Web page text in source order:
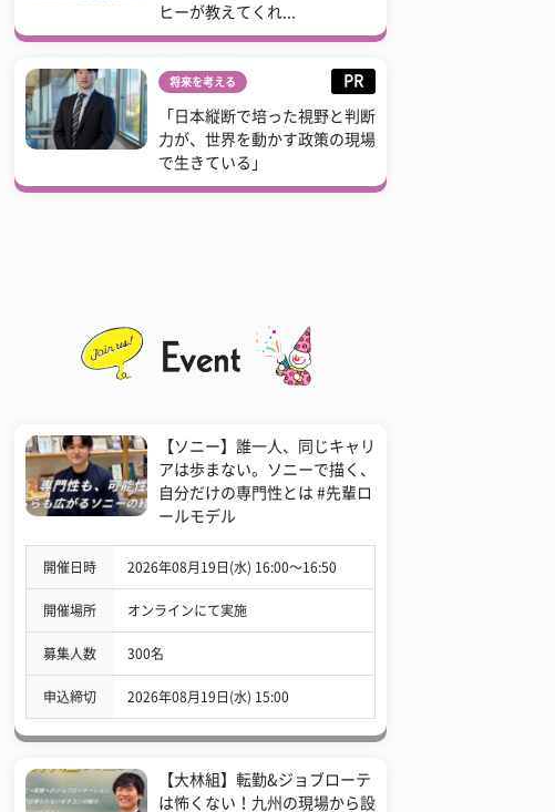
ヒーが教えてくれ...
将来を考える PR
「日本縦断で培った視野と判断
力が、世界を動かす政策の現場
で生きている」
【ソニー】誰一人、同じキャリ
アは歩まない。ソニーで描く、
自分だけの専門性とは #先輩ロ
ールモデル
開催日時 2026年08月19日(水) 16:00〜16:50
開催場所 オンラインにて実施
募集人数 300名
申込締切 2026年08月19日(水) 15:00
【大林組】転勤&ジョブローテ
は怖くない！九州の現場から設